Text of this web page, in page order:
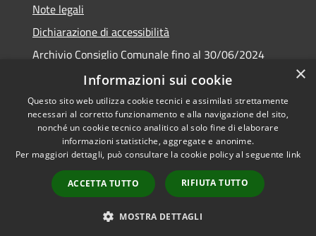
Note legali
Dichiarazione di accessibilità
Archivio Consiglio Comunale fino al 30/06/2024
Consiglio Comunale Online
RSS
Accessibilità
Copyright © 2026 • Comune di
Municipium•
Accesso
redazione
×
Informazioni sui cookie
Questo sito web utilizza cookie tecnici e assimilati strettamente
necessari al corretto funzionamento e alla navigazione del sito,
nonché un cookie tecnico analitico al solo fine di elaborare
informazioni statistiche, aggregate e anonime.
Per maggiori dettagli, può consultare la cookie policy al seguente link
ACCETTA TUTTO RIFIUTA TUTTO
MOSTRA DETTAGLI